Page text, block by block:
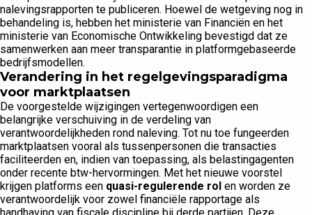
nalevingsrapporten te publiceren. Hoewel de wetgeving nog in
behandeling is, hebben het ministerie van Financiën en het
ministerie van Economische Ontwikkeling bevestigd dat ze
samenwerken aan meer transparantie in platformgebaseerde
bedrijfsmodellen.
Verandering in het regelgevingsparadigma
voor marktplaatsen
De voorgestelde wijzigingen vertegenwoordigen een
belangrijke verschuiving in de verdeling van
verantwoordelijkheden rond naleving. Tot nu toe fungeerden
marktplaatsen vooral als tussenpersonen die transacties
faciliteerden en, indien van toepassing, als belastingagenten
onder recente btw-hervormingen. Met het nieuwe voorstel
krijgen platforms een quasi-regulerende rol en worden ze
verantwoordelijk voor zowel financiële rapportage als